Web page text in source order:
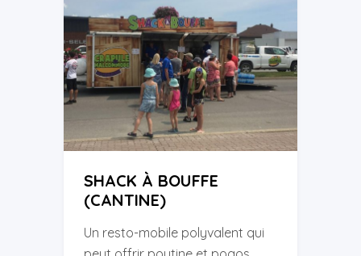
SHACK À BOUFFE
(CANTINE)
Un resto-mobile polyvalent qui